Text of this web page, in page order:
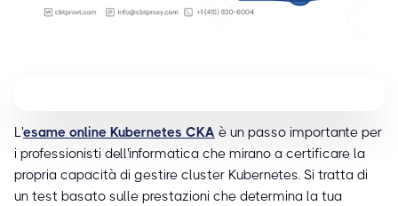
L'esame online Kubernetes CKA è un passo importante per
i professionisti dell'informatica che mirano a certificare la
propria capacità di gestire cluster Kubernetes. Si tratta di
un test basato sulle prestazioni che determina la tua